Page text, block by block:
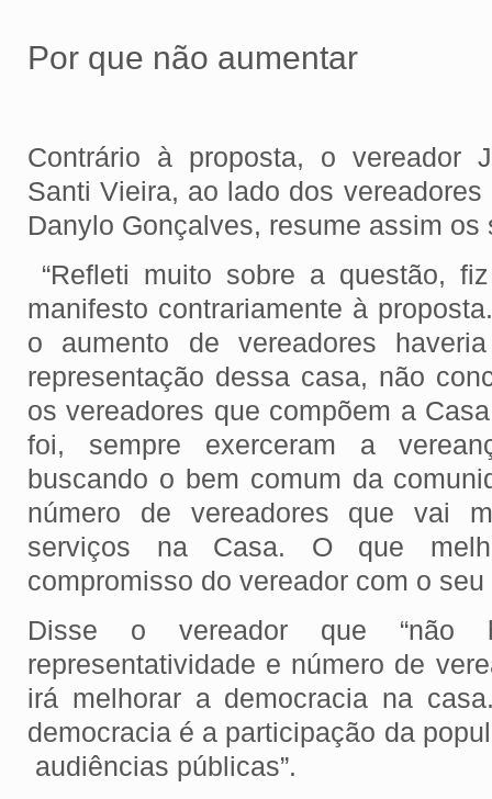
Por que não aumentar
Contrário à proposta, o vereador
Santi Vieira, ao lado dos
Danylo Gonçalves, resume assim
“Refleti muito sobre a questão,
manifesto contrariamente à
o aumento de vereadores
representação dessa casa, não
os vereadores que compõem a
foi, sempre exerceram a
buscando o bem comum da
número de vereadores que vai
serviços na Casa. O que
compromisso do vereador com o
Disse o vereador que “não
representatividade e número de
irá melhorar a democracia na
democracia é a participação da
audiências públicas”.